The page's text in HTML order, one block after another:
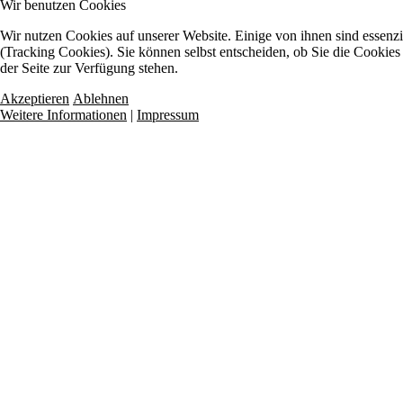
Wir benutzen Cookies
Wir nutzen Cookies auf unserer Website. Einige von ihnen sind
(Tracking Cookies). Sie können selbst entscheiden, ob Sie die
der Seite zur Verfügung stehen.
Akzeptieren Ablehnen
Weitere Informationen | Impressum